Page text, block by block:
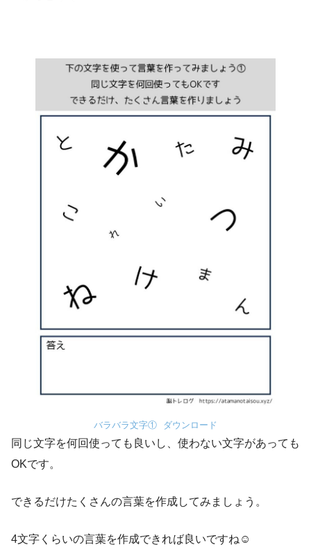
バラバラ文字① ダウンロード
同じ文字を何回使っても良いし、使わない文字があっても
OKです。
できるだけたくさんの言葉を作成してみましょう。
4文字くらいの言葉を作成できれば良いですね☺